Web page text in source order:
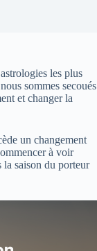
les plus
sommes secoués
et changer la
un changement
à voir
la saison du porteur